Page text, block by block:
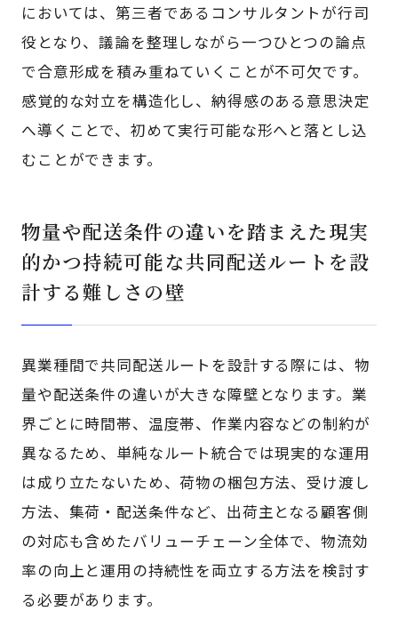
においては、第三者であるコンサルタントが行司
役となり、議論を整理しながら一つひとつの論点
で合意形成を積み重ねていくことが不可欠です。
感覚的な対立を構造化し、納得感のある意思決定
へ導くことで、初めて実行可能な形へと落とし込
むことができます。
物量や配送条件の違いを踏まえた現実
的かつ持続可能な共同配送ルートを設
計する難しさの壁
異業種間で共同配送ルートを設計する際には、物
量や配送条件の違いが大きな障壁となります。業
界ごとに時間帯、温度帯、作業内容などの制約が
異なるため、単純なルート統合では現実的な運用
は成り立たないため、荷物の梱包方法、受け渡し
方法、集荷・配送条件など、出荷主となる顧客側
の対応も含めたバリューチェーン全体で、物流効
率の向上と運用の持続性を両立する方法を検討す
る必要があります。